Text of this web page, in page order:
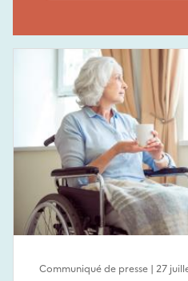
Communiqué de presse | 27